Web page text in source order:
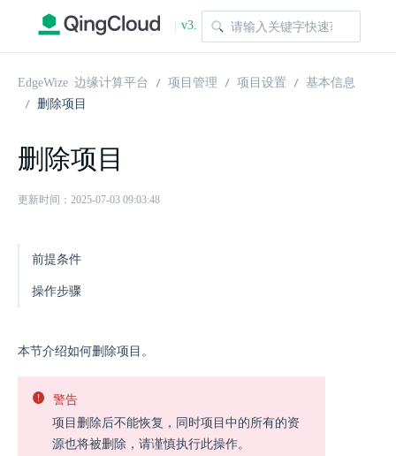
| v3.
1.0
EdgeWize 边缘计算平台 项目管理 项目设置
基本信息
删除项目
删除项目
更新时间：2025-07-03 09:03:48
前提条件
操作步骤
本节介绍如何删除项目。
警告
项目删除后不能恢复，同时项目中的所有的资
源也将被删除，请谨慎执行此操作。